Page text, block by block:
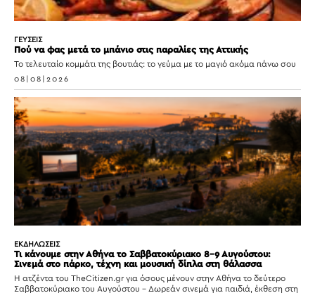
ΓΕΥΣΕΙΣ
Πού να φας μετά το μπάνιο στις παραλίες της Αττικής
Το τελευταίο κομμάτι της βουτιάς: το γεύμα με το μαγιό ακόμα πάνω σου
08|08|2026
ΕΚΔΗΛΩΣΕΙΣ
Τι κάνουμε στην Αθήνα το Σαββατοκύριακο 8-9 Αυγούστου:
Σινεμά στο πάρκο, τέχνη και μουσική δίπλα στη θάλασσα
Η ατζέντα του TheCitizen.gr για όσους μένουν στην Αθήνα το δεύτερο
Σαββατοκύριακο του Αυγούστου – Δωρεάν σινεμά για παιδιά, έκθεση στη